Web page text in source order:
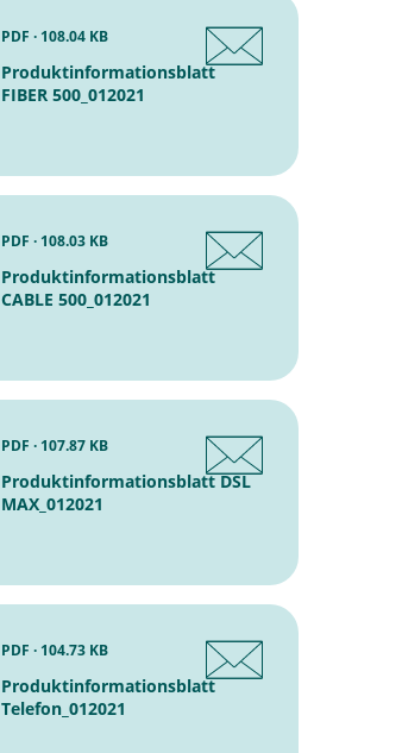
Produktinformationsblatt
FIBER 500_012021
PDF · 108.04 KB
Produktinformationsblatt
CABLE 500_012021
PDF · 108.03 KB
Produktinformationsblatt DSL
MAX_012021
PDF · 107.87 KB
Produktinformationsblatt
Telefon_012021
PDF · 104.73 KB